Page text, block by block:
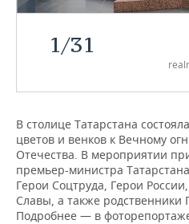
НЕФТЕХИМИЯ
НЕФТЬ
ТЕЛЕКОММУНИКАЦИИ
НОВОСТИ МЕРОПРИЯТИЙ
БИЗНЕС-БРАНЧИ
ONLINE-КОНФЕРЕНЦИИ
ОТКРЫТАЯ ЛЕКЦИЯ
ФУТБОЛ
ХОККЕЙ
БАСКЕТБОЛ
НОВОСТИ ОБЩЕСТВА
ВЛАСТЬ
ИНФРАСТРУКТУРА
ФОТОГАЛЕРЕЯ
СЮЖЕТЫ
СПРАВОЧНИК
1/31
В столице Татарстана
цветов и венков к Вечному
Отечества. В мероприятии
премьер-министра
Герои Соцтруда, Герои
Славы, а также родственники
Подробнее — в